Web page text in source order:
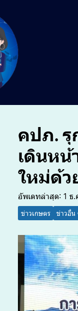
คปภ. รุ
เดินหน้
ใหม่ด้ว
อัพเดทล่าสุด: 1 ธ
ข่าวเกษตร ข่าวอื่น